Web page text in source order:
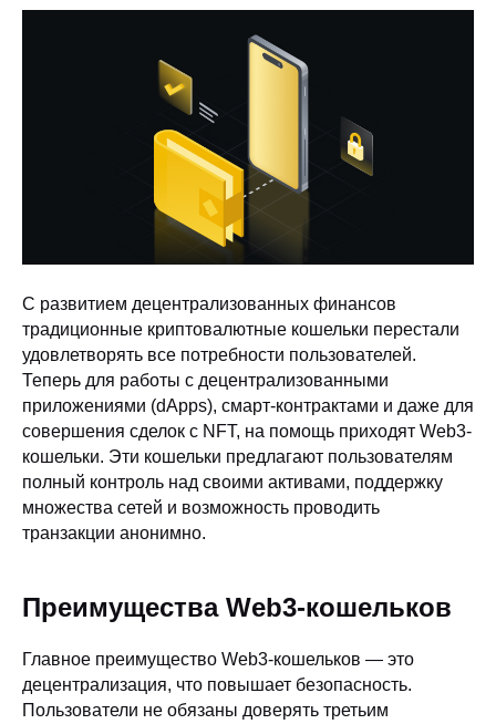
С развитием децентрализованных финансов
традиционные криптовалютные кошельки перестали
удовлетворять все потребности пользователей.
Теперь для работы с децентрализованными
приложениями (dApps), смарт-контрактами и даже для
совершения сделок с NFT, на помощь приходят Web3-
кошельки. Эти кошельки предлагают пользователям
полный контроль над своими активами, поддержку
множества сетей и возможность проводить
транзакции анонимно.
Преимущества Web3-кошельков
Главное преимущество Web3-кошельков — это
децентрализация, что повышает безопасность.
Пользователи не обязаны доверять третьим